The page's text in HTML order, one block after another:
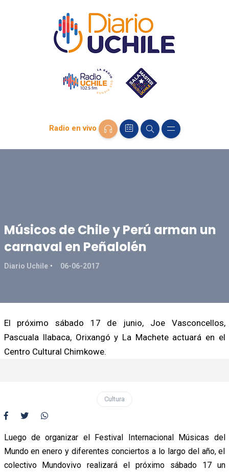
Radio en vivo
Músicos de Chile y Perú arman un
carnaval en Peñalolén
Diario Uchile 06-06-2017
El próximo sábado 17 de junio, Joe Vasconcellos,
Pascuala Ilabaca, Orixangó y La Machete actuará en el
Centro Cultural Chimkowe.
Cultura
Luego de organizar el Festival Internacional Músicas del
Mundo en enero y diferentes conciertos a lo largo del año, el
colectivo Mundovivo realizará el próximo sábado 17 un